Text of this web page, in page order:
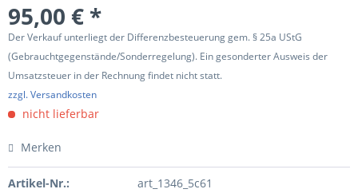
95,00 € *
Der Verkauf unterliegt der Differenzbesteuerung gem. § 25a UStG
(Gebrauchtgegenstände/Sonderregelung). Ein gesonderter Ausweis der
Umsatzsteuer in der Rechnung findet nicht statt.
zzgl. Versandkosten
nicht lieferbar
Merken
Artikel-Nr.: art_1346_5c61